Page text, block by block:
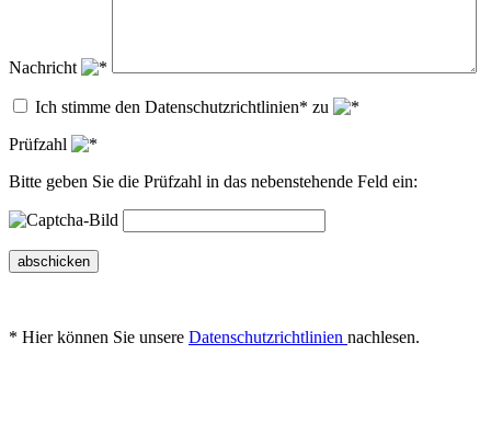
Nachricht
Ich stimme den Datenschutzrichtlinien* zu
Prüfzahl
Bitte geben Sie die Prüfzahl in das nebenstehende Feld ein:
abschicken
* Hier können Sie unsere Datenschutzrichtlinien nachlesen.